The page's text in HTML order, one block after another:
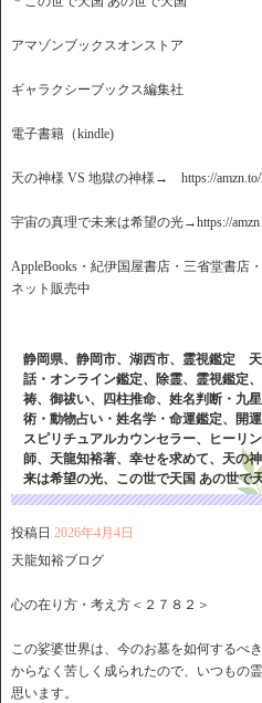
アマゾンブックスオンストア
ギャラクシーブックス編集社
電子書籍（kindle)
天の神様 VS 地獄の神様→ https://amzn.to/
宇宙の真理で未来は希望の光→https://amzn
AppleBooks・紀伊国屋書店・三省堂書店
ネット販売中
静岡県、静岡市、湖西市、霊視鑑定
話・オンライン鑑定、除霊、霊視鑑定
祷、御祓い、四柱推命、姓名判断・九
術・動物占い・姓名学・命運鑑定、開
スピリチュアルカウンセラー、ヒーリ
師、天龍知裕著、幸せを求めて、天の
来は希望の光、この世で天国 あの世で
投稿日 2026年4月4日
天龍知裕ブログ
心の在り方・考え方＜２７８２＞
この娑婆世界は、今のお墓を如何するべ
からなく苦しく成られたので、いつもの
思います。